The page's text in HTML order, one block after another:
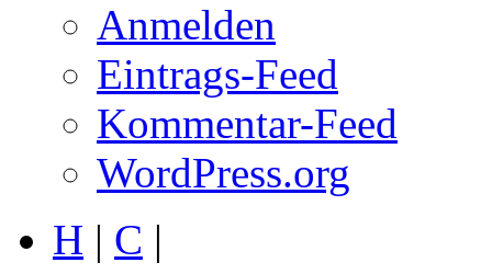
Anmelden
Eintrags-Feed
Kommentar-Feed
WordPress.org
H | C |